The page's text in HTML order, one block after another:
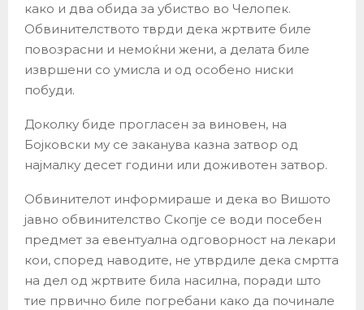
како и два обида за убиство во Челопек.
Обвинителството тврди дека жртвите биле
повозрасни и немоќни жени, а делата биле
извршени со умисла и од особено ниски
побуди.
Доколку биде прогласен за виновен, на
Бојковски му се заканува казна затвор од
најмалку десет години или доживотен затвор.
Обвинителот информираше и дека во Вишото
јавно обвинителство Скопје се води посебен
предмет за евентуална одговорност на лекари
кои, според наводите, не утврдиле дека смртта
на дел од жртвите била насилна, поради што
тие првично биле погребани како да починале